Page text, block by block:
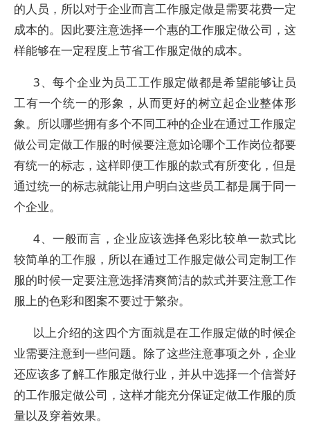
的人员，所以对于企业而言工作服定做是需要花费一定
成本的。因此要注意选择一个惠的工作服定做公司，这
样能够在一定程度上节省工作服定做的成本。
3、每个企业为员工工作服定做都是希望能够让员
工有一个统一的形象，从而更好的树立起企业整体形
象。所以哪些拥有多个不同工种的企业在通过工作服定
做公司定做工作服的时候要注意如论哪个工作岗位都要
有统一的标志，这样即便工作服的款式有所变化，但是
通过统一的标志就能让用户明白这些员工都是属于同一
个企业。
4、一般而言，企业应该选择色彩比较单一款式比
较简单的工作服，所以在通过工作服定做公司定制工作
服的时候一定要注意选择清爽简洁的款式并要注意工作
服上的色彩和图案不要过于繁杂。
以上介绍的这四个方面就是在工作服定做的时候企
业需要注意到一些问题。除了这些注意事项之外，企业
还应该多了解工作服定做行业，并从中选择一个信誉好
的工作服定做公司，这样才能充分保证定做工作服的质
量以及穿着效果。